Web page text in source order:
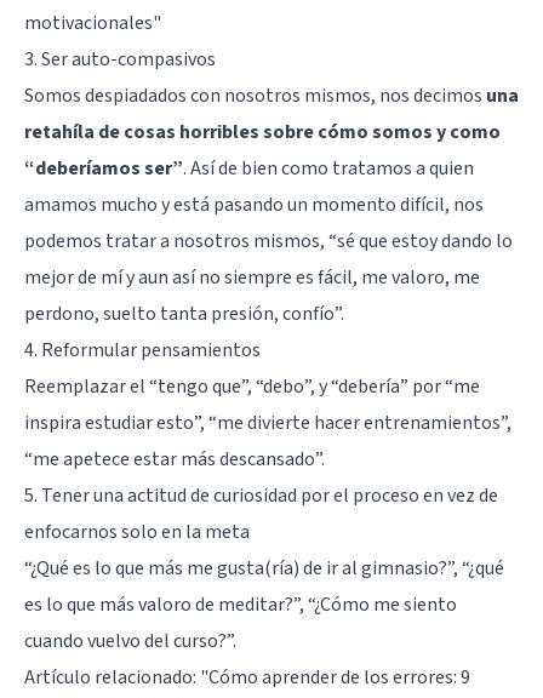
motivacionales"
3. Ser auto-compasivos
Somos despiadados con nosotros mismos, nos decimos una
retahíla de cosas horribles sobre cómo somos y como
“deberíamos ser”. Así de bien como tratamos a quien
amamos mucho y está pasando un momento difícil, nos
podemos tratar a nosotros mismos, “sé que estoy dando lo
mejor de mí y aun así no siempre es fácil, me valoro, me
perdono, suelto tanta presión, confío”.
4. Reformular pensamientos
Reemplazar el “tengo que”, “debo”, y “debería” por “me
inspira estudiar esto”, “me divierte hacer entrenamientos”,
“me apetece estar más descansado”.
5. Tener una actitud de curiosidad por el proceso en vez de
enfocarnos solo en la meta
“¿Qué es lo que más me gusta(ría) de ir al gimnasio?”, “¿qué
es lo que más valoro de meditar?”, “¿Cómo me siento
cuando vuelvo del curso?”.
Artículo relacionado: "Cómo aprender de los errores: 9